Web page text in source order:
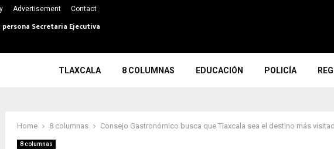
Advertisement Contact
Secretaria Ejecutiva
TLAXCALA 8 COLUMNAS EDUCACIÓN POLICÍA
Home 8 columnas Consejo Gastronómico busca que Tlaxcala sea el destino más
8 columnas